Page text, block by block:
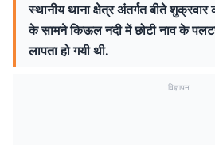
स्थानीय थाना क्षेत्र अंतर्गत बीते
के सामने किऊल नदी में छोटी नाव के
लापता हो गयी थी.
विज्ञापन